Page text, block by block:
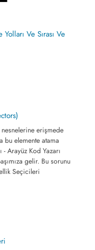
Ve Sırası Ve
erişmede
bu elemente atama
Arayüz Kod Yazarı
gelir. Bu sorunu
Seçicileri